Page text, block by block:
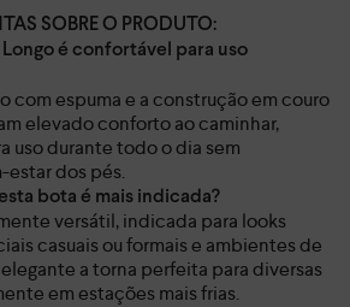
SOBRE O PRODUTO:
é confortável para uso
com espuma e a construção em couro
elevado conforto ao caminhar,
uso durante todo o dia sem
dos pés.
bota é mais indicada?
versátil, indicada para looks
casuais ou formais e ambientes de
a torna perfeita para diversas
em estações mais frias.